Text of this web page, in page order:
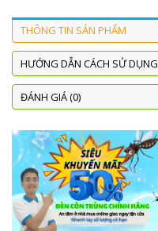
THÔNG TIN SẢN PHẨM
HƯỚNG DẪN CÁCH SỬ DỤNG
ĐÁNH GIÁ (0)